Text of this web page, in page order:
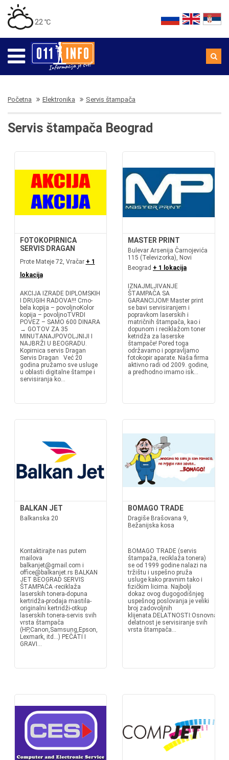
22 ℃
Početna Elektronika Servis štampača
Servis štampača Beograd
FOTOKOPIRNICA
SERVIS DRAGAN
Prote Mateje 72, Vračar + 1
lokacija
AKCIJA IZRADE DIPLOMSKIH
I DRUGIH RADOVA!!! Crno-
bela kopija – povoljnoKolor
kopija – povoljnoTVRDI
POVEZ – SAMO 600 DINARA
→ GOTOV ZA 35
MINUTANAJPOVOLJNIJI I
NAJBRŽI U BEOGRADU.
Kopirnica servis Dragan
Servis Dragan Već 20
godina pružamo sve usluge
u oblasti digitalne štampe i
servisiranja ko...
MASTER PRINT
Bulevar Arsenija Čarnojevića
115 (Televizorka), Novi
Beograd + 1 lokacija
IZNAJMLJIVANJE
ŠTAMPAČA SA
GARANCIJOM! Master print
se bavi servisiranjem i
popravkom laserskih i
matričnih štampača, kao i
dopunom i reciklažom toner
ketridža za laserske
štampače! Pored toga
održavamo i popravljamo
fotokopir aparate. Naša firma
aktivno radi od 2009. godine,
a predhodno imamo isk...
BALKAN JET
Balkanska 20
Kontaktirajte nas putem
mailova
balkanjet@gmail.com i
office@balkanjet.rs BALKAN
JET BEOGRAD SERVIS
ŠTAMPAČA -reciklaža
laserskih tonera-dopuna
kertridža-prodaja mastila-
originalni kertridži-otkup
laserskih tonera-servis svih
vrsta štampača
(HP,Canon,Samsung,Epson,
Lexmark, itd...) PEČATI I
GRAVI...
BOMAGO TRADE
Dragiše Brašovana 9,
Bežanijska kosa
BOMAGO TRADE (servis
štampaža, reciklaža tonera)
se od 1999 godine nalazi na
tržištu i uspešno pruža
usluge kako pravnim tako i
fizičkim licima. Najbolji
dokaz ovog dugogodišnjeg
uspešnog poslovanja je veliki
broj zadovoljnih
klijenata.DELATNOSTI:Osnovna
delatnost je servisiranje svih
vrsta štampača...